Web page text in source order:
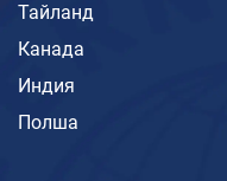
Тайланд
Канада
Индия
Полша